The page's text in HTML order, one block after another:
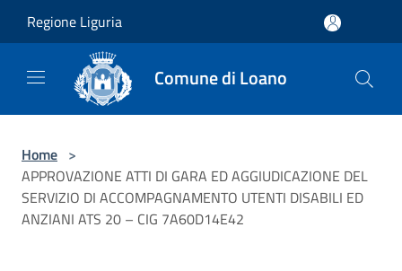
Regione Liguria
Comune di Loano
Home >
APPROVAZIONE ATTI DI GARA ED AGGIUDICAZIONE DEL
SERVIZIO DI ACCOMPAGNAMENTO UTENTI DISABILI ED
ANZIANI ATS 20 – CIG 7A60D14E42